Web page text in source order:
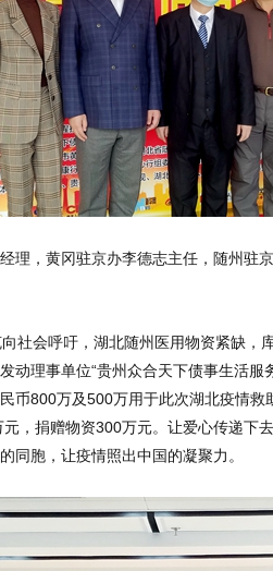
理，黄冈驻京办李德志主任，随州驻
社会呼吁，湖北随州医用物资紧缺，
动理事单位“贵州众合天下债事生活服
币800万及500万用于此次湖北疫情
，捐赠物资300万元。让爱心传递下
同胞，让疫情照出中国的凝聚力。